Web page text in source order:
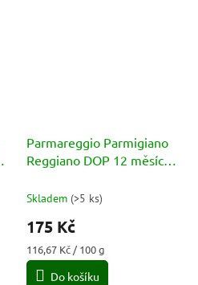
Parmareggio Parmigiano
Reggiano DOP 12 měsíců
Skladem (>5 ks)
175 Kč
Měrná
cena:
116,67 Kč / 100 g
Do košíku